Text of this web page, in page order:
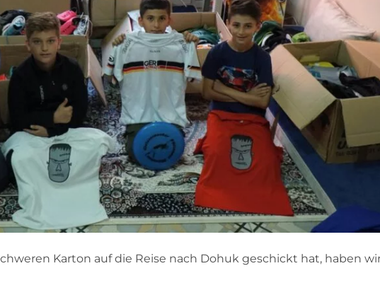
Karton auf die Reise nach Dohuk geschickt hat, haben